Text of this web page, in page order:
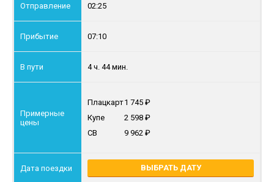
02:25
07:10
4 ч. 44 мин.
Плацкарт1 745
Купе
2 598
СВ
9 962
ВЫБРАТЬ ДАТУ